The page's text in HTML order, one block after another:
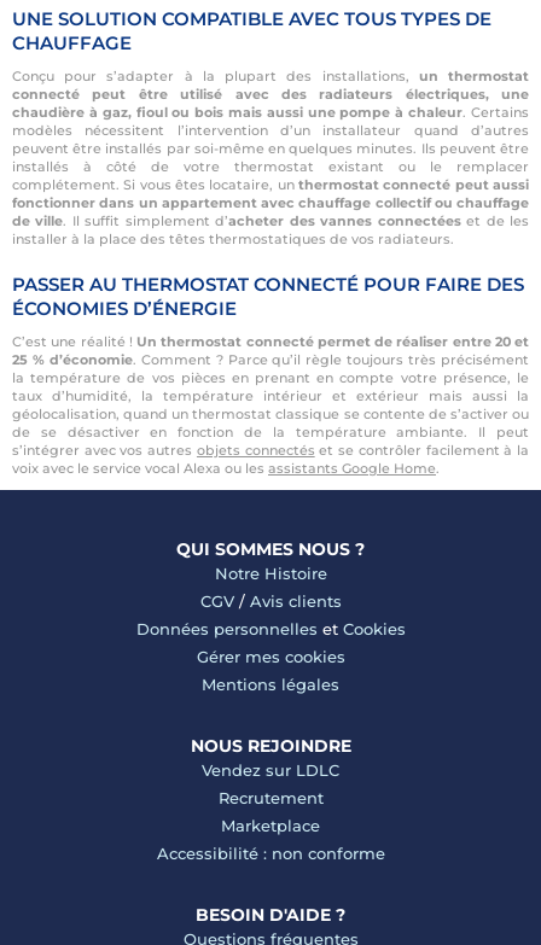
UNE SOLUTION COMPATIBLE AVEC TOUS TYPES DE
CHAUFFAGE
Conçu pour s’adapter à la plupart des installations, un thermostat
connecté peut être utilisé avec des radiateurs électriques, une
chaudière à gaz, fioul ou bois mais aussi une pompe à chaleur. Certains
modèles nécessitent l’intervention d’un installateur quand d’autres
peuvent être installés par soi-même en quelques minutes. Ils peuvent être
installés à côté de votre thermostat existant ou le remplacer
complétement. Si vous êtes locataire, un thermostat connecté peut aussi
fonctionner dans un appartement avec chauffage collectif ou chauffage
de ville. Il suffit simplement d’acheter des vannes connectéeset de les
installer à la place des têtes thermostatiques de vos radiateurs.
PASSER AU THERMOSTAT CONNECTÉ POUR FAIRE DES
ÉCONOMIES D’ÉNERGIE
C’est une réalité ! Un thermostat connecté permet de réaliser entre 20 et
25 % d’économie. Comment ? Parce qu’il règle toujours très précisément
la température de vos pièces en prenant en compte votre présence, le
taux d’humidité, la température intérieur et extérieur mais aussi la
géolocalisation, quand un thermostat classique se contente de s’activer ou
de se désactiver en fonction de la température ambiante. Il peut
s’intégrer avec vos autres objets connectés et se contrôler facilement à la
voix avec le service vocal Alexa ou les assistants Google Home.
QUI SOMMES NOUS ?
Notre Histoire
CGV/ Avis clients
Données personnelles et Cookies
Gérer mes cookies
Mentions légales
NOUS REJOINDRE
Vendez sur LDLC
Recrutement
Marketplace
Accessibilité : non conforme
BESOIN D'AIDE ?
Questions fréquentes